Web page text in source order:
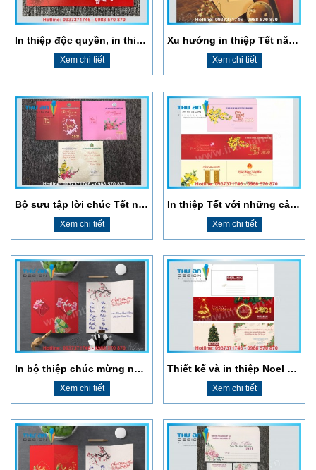
In thiệp độc quyền, in thiệp cho doanh nghiệp, công ty giá rẻ nhất Hà Nội
Xem chi tiết
Xu hướng in thiệp Tết năm 2021 Tân Sửu
Xem chi tiết
Bộ sưu tập lời chúc Tết năm 2021 Tân Sửu ý nghĩa
Xem chi tiết
In thiệp Tết với những câu chúc Tết doanh nghiệp chọn lọc 2021
Xem chi tiết
In bộ thiệp chúc mừng năm mới ở đâu đẹp, giá rẻ?
Xem chi tiết
Thiết kế và in thiệp Noel 2021 giá rẻ và uy tín ở đâu?
Xem chi tiết